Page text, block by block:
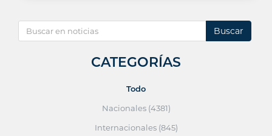
Buscar
CATEGORÍAS
Todo
Nacionales (4381)
Internacionales (845)